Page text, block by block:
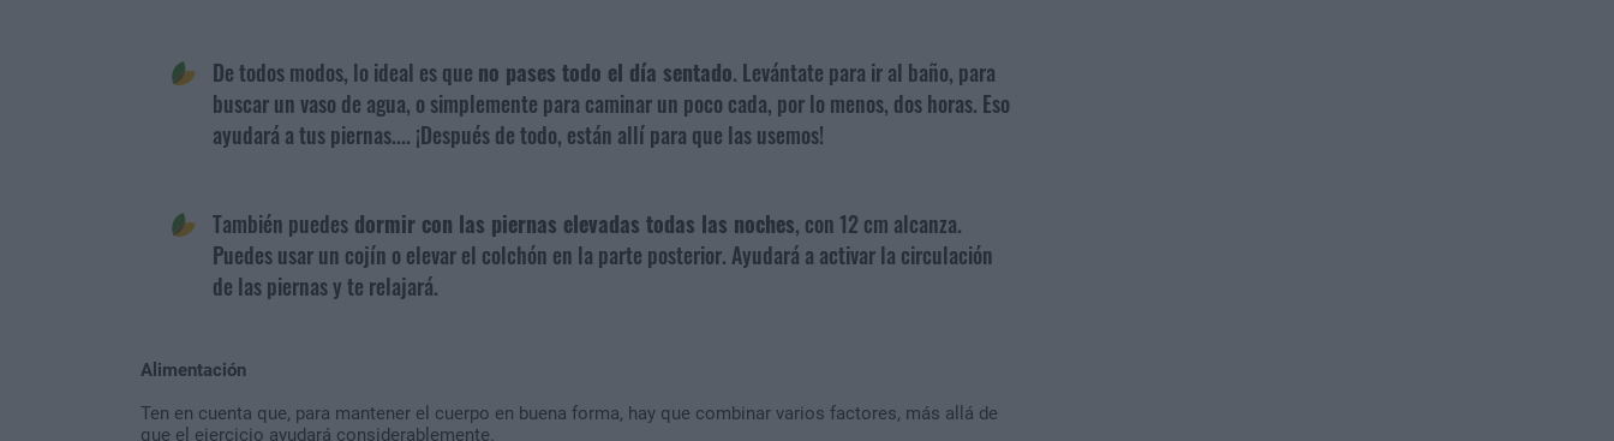
De todos modos, lo ideal es que no pases todo el día sentado. Levántate para ir al baño, para
buscar un vaso de agua, o simplemente para caminar un poco cada, por lo menos, dos horas. Eso
ayudará a tus piernas.... ¡Después de todo, están allí para que las usemos!
También puedes dormir con las piernas elevadas todas las noches, con 12 cm alcanza.
Puedes usar un cojín o elevar el colchón en la parte posterior. Ayudará a activar la circulación
de las piernas y te relajará.
Alimentación
Ten en cuenta que, para mantener el cuerpo en buena forma, hay que combinar varios factores, más allá de
que el ejercicio ayudará considerablemente.